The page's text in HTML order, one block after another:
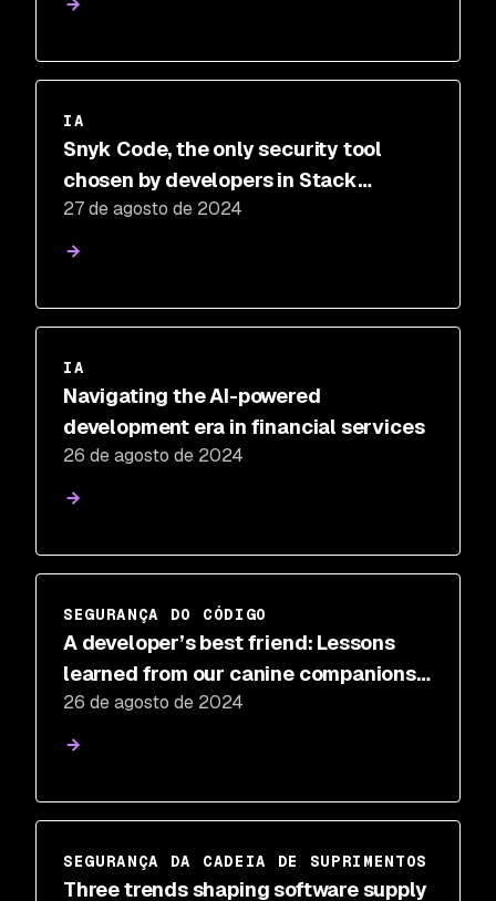
IA
Snyk Code, the only security tool
chosen by developers in Stack
Overflow's 2024 AI Search and
Developer Tools survey
27 de agosto de 2024
IA
Navigating the AI-powered
development era in financial services
26 de agosto de 2024
SEGURANÇA DO CÓDIGO
A developer’s best friend: Lessons
learned from our canine companions
about AI code security
26 de agosto de 2024
SEGURANÇA DA CADEIA DE SUPRIMENTOS
Three trends shaping software supply